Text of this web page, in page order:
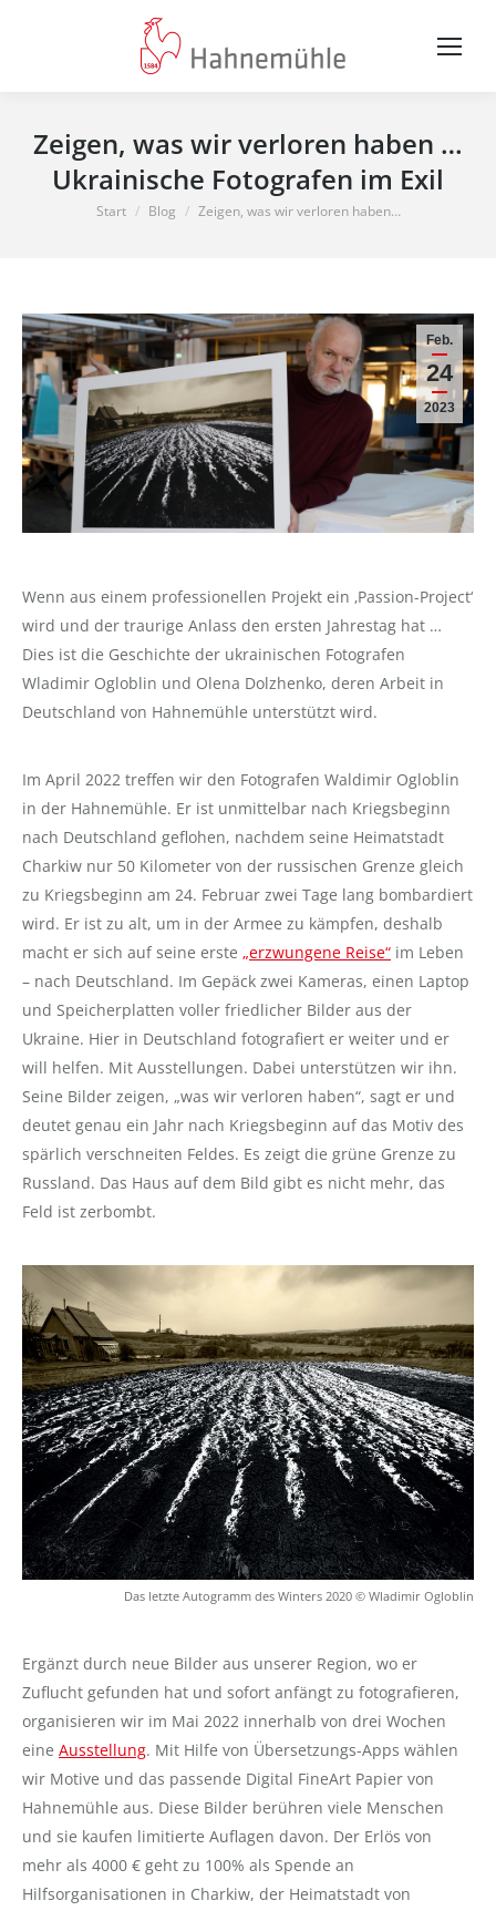
Zeigen, was wir verloren haben …
Ukrainische Fotografen im Exil
Sie befinden sich hier:
Start Blog Zeigen, was wir verloren haben…
Feb.
24
2023
Wenn aus einem professionellen Projekt ein ‚Passion-Project‘
wird und der traurige Anlass den ersten Jahrestag hat …
Dies ist die Geschichte der ukrainischen Fotografen
Wladimir Ogloblin und Olena Dolzhenko, deren Arbeit in
Deutschland von Hahnemühle unterstützt wird.
Im April 2022 treffen wir den Fotografen Waldimir Ogloblin
in der Hahnemühle. Er ist unmittelbar nach Kriegsbeginn
nach Deutschland geflohen, nachdem seine Heimatstadt
Charkiw nur 50 Kilometer von der russischen Grenze gleich
zu Kriegsbeginn am 24. Februar zwei Tage lang bombardiert
wird. Er ist zu alt, um in der Armee zu kämpfen, deshalb
macht er sich auf seine erste „erzwungene Reise“ im Leben
– nach Deutschland. Im Gepäck zwei Kameras, einen Laptop
und Speicherplatten voller friedlicher Bilder aus der
Ukraine. Hier in Deutschland fotografiert er weiter und er
will helfen. Mit Ausstellungen. Dabei unterstützen wir ihn.
Seine Bilder zeigen, „was wir verloren haben“, sagt er und
deutet genau ein Jahr nach Kriegsbeginn auf das Motiv des
spärlich verschneiten Feldes. Es zeigt die grüne Grenze zu
Russland. Das Haus auf dem Bild gibt es nicht mehr, das
Feld ist zerbombt.
Das letzte Autogramm des Winters 2020 © Wladimir Ogloblin
Ergänzt durch neue Bilder aus unserer Region, wo er
Zuflucht gefunden hat und sofort anfängt zu fotografieren,
organisieren wir im Mai 2022 innerhalb von drei Wochen
eine Ausstellung. Mit Hilfe von Übersetzungs-Apps wählen
wir Motive und das passende Digital FineArt Papier von
Hahnemühle aus. Diese Bilder berühren viele Menschen
und sie kaufen limitierte Auflagen davon. Der Erlös von
mehr als 4000 € geht zu 100% als Spende an
Hilfsorganisationen in Charkiw, der Heimatstadt von